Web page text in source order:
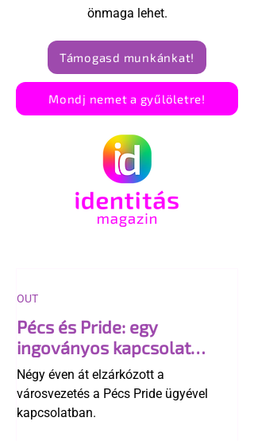
önmaga lehet.
Támogasd munkánkat!
Mondj nemet a gyűlöletre!
Pécs és Pride: egy
ingoványos kapcsolat
története
Négy éven át elzárkózott a
városvezetés a Pécs Pride ügyével
kapcsolatban.
OUT